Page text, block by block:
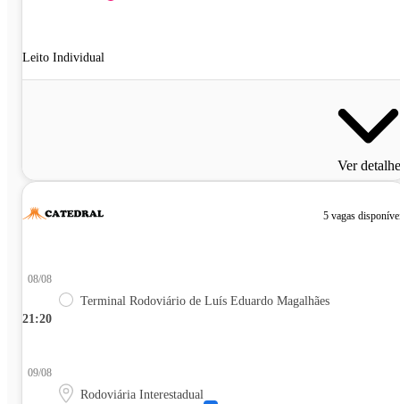
Leito Individual
Ver
5 vagas
21:20
08/08
Terminal Rodoviário de Luís Eduardo Magalhães
09/08
Rodoviária Interestadual